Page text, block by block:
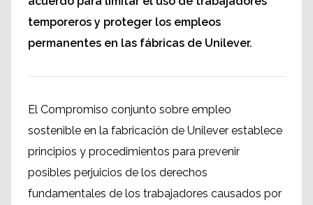
temporeros y proteger los empleos
permanentes en las fábricas de Unilever.
El Compromiso conjunto sobre empleo
sostenible en la fabricación de Unilever establece
principios y procedimientos para prevenir
posibles perjuicios de los derechos
fundamentales de los trabajadores causados por